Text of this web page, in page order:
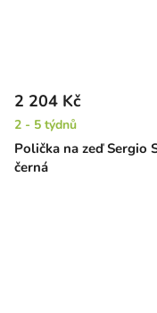
Polička na zeď Sergio
černá
2 204 Kč
2 - 5 týdnů